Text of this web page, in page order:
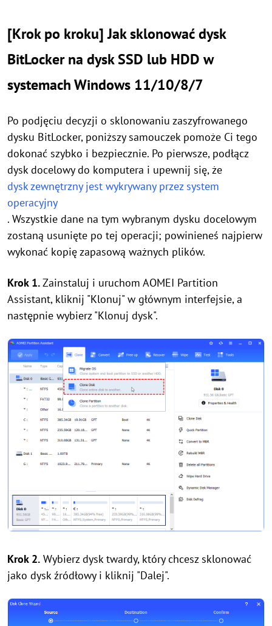
[Krok po kroku] Jak sklonować dysk
BitLocker na dysk SSD lub HDD w
systemach Windows 11/10/8/7
Po podjęciu decyzji o sklonowaniu zaszyfrowanego
dysku BitLocker, poniższy samouczek pomoże Ci tego
dokonać szybko i bezpiecznie. Po pierwsze, podłącz
dysk docelowy do komputera i upewnij się, że
dysk zewnętrzny jest wykrywany przez system
operacyjny
. Wszystkie dane na tym wybranym dysku docelowym
zostaną usunięte po tej operacji; powinieneś najpierw
wykonać kopię zapasową ważnych plików.
Krok 1.Zainstaluj i uruchom AOMEI Partition
Assistant, kliknij "Klonuj" w głównym interfejsie, a
następnie wybierz "Klonuj dysk".
Krok 2. Wybierz dysk twardy, który chcesz sklonować
jako dysk źródłowy i kliknij "Dalej".